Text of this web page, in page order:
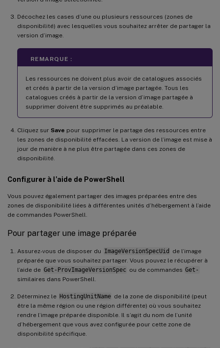
Décochez les cases d’une ou plusieurs ressources (zones de
disponibilité) avec lesquelles vous souhaitez arrêter de partager la
version d’image.
REMARQUE :
Les ressources ne doivent plus avoir de catalogues associés
et créés à partir de la version d’image partagée. Tous les
catalogues créés à partir de la version d’image partagée à
supprimer doivent être supprimés au préalable.
Cliquez sur Save pour supprimer le partage des ressources entre
les zones de disponibilité effacées. La version de l’image est mise à
jour de manière à ne plus être partagée dans ces zones de
disponibilité.
Configurer à l’aide de PowerShell
Vous pouvez également partager des images préparées entre des
zones de disponibilité liées à différentes unités d’hébergement à l’aide
de commandes PowerShell.
Pour partager une image préparée
Assurez-vous de disposer du ImageVersionSpecUid
de l’image
préparée que vous souhaitez partager. Vous pouvez le récupérer à
l’aide de Get-ProvImageVersionSpec ou de commandes Get-
similaires dans PowerShell.
Déterminez le HostingUnitName de la zone de disponibilité (peut
être la même région ou une région différente) où vous souhaitez
rendre l’image préparée disponible. Il s’agit du nom de l’unité
d’hébergement que vous avez configurée pour cette zone de
disponibilité spécifique.